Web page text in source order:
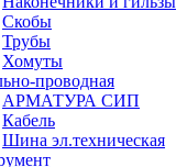
Скобы
Трубы
Хомуты
проводная
АРМАТУРА СИП
Кабель
Шина эл.техническая